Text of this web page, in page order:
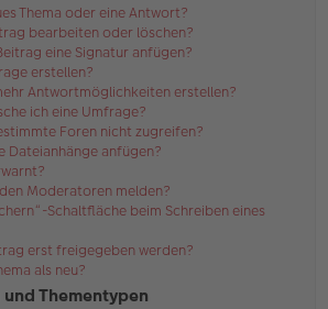
Thema oder eine Antwort?
bearbeiten oder löschen?
eine Signatur anfügen?
erstellen?
Antwortmöglichkeiten erstellen?
ich eine Umfrage?
Foren nicht zugreifen?
Dateianhänge anfügen?
Moderatoren melden?
Schaltfläche beim Schreiben eines
erst freigegeben werden?
als neu?
Thementypen